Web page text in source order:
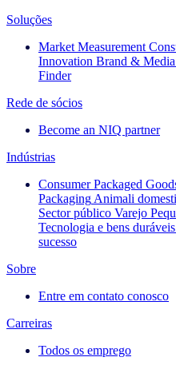
Soluções
Market Measurement
Innovation Brand & Media
Finder
Rede de sócios
Become an NIQ partner
Indústrias
Consumer Packaged
Packaging Animali
Sector público Varejo
Tecnologia e bens duráveis
sucesso
Sobre
Entre em contato conosco
Carreiras
Todos os emprego